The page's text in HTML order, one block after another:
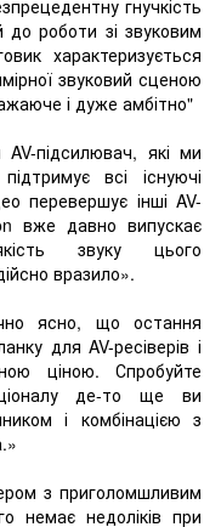
гнучкість
до роботи зі звуковим
характеризується
звуковий сценою
і дуже амбітно"
підсилювач, які ми
всі існуючі
перевершує інші AV-
вже давно випускає
звуку цього
вразило».
ясно, що остання
для AV-ресіверів і
ціною. Спробуйте
де-то ще ви
і комбінацією з
з приголомшливим
немає недоліків при